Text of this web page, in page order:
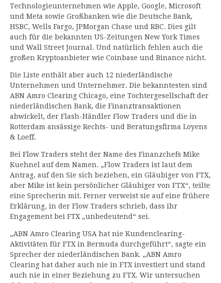
Technologieunternehmen wie Apple, Google, Microsoft
und Meta sowie Großbanken wie die Deutsche Bank,
HSBC, Wells Fargo, JPMorgan Chase und RBC. Dies gilt
auch für die bekannten US-Zeitungen New York Times
und Wall Street Journal. Und natürlich fehlen auch die
großen Kryptoanbieter wie Coinbase und Binance nicht.
Die Liste enthält aber auch 12 niederländische
Unternehmen und Unternehmer. Die bekanntesten sind
ABN Amro Clearing Chicago, eine Tochtergesellschaft der
niederländischen Bank, die Finanztransaktionen
abwickelt, der Flash-Händler Flow Traders und die in
Rotterdam ansässige Rechts- und Beratungsfirma Loyens
& Loeff.
Bei Flow Traders steht der Name des Finanzchefs Mike
Kuehnel auf dem Namen. „Flow Traders ist laut dem
Antrag, auf den Sie sich beziehen, ein Gläubiger von FTX,
aber Mike ist kein persönlicher Gläubiger von FTX“, teilte
eine Sprecherin mit. Ferner verweist sie auf eine frühere
Erklärung, in der Flow Traders schrieb, dass ihr
Engagement bei FTX „unbedeutend“ sei.
„ABN Amro Clearing USA hat nie Kundenclearing-
Aktivitäten für FTX in Bermuda durchgeführt“, sagte ein
Sprecher der niederländischen Bank. „ABN Amro
Clearing hat daher auch nie in FTX investiert und stand
auch nie in einer Beziehung zu FTX. Wir untersuchen